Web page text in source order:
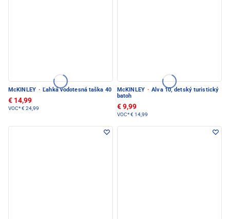
McKINLEY · Ľahká vodotesná taška 40
€ 14,99
VOC*€ 24,99
McKINLEY · Alva 10, detský turistický
batoh
€ 9,99
VOC*€ 14,99